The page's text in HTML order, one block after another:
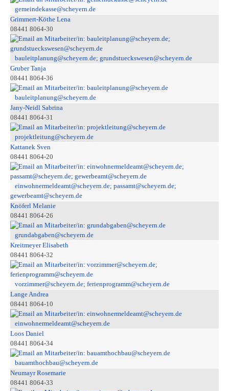
gemeindekasse@scheyern.de
Grimmert-Köthe Lena
08441 8064-30
bauleitplanung@scheyern.de; grundstueckswesen@scheyern.de
Gruber Tanja
08441 8064-36
bauleitplanung@scheyern.de
Jany-Neidl Sabrina
08441 8064-31
projektleitung@scheyern.de
Kattanek Sven
08441 8064-20
einwohnermeldeamt@scheyern.de; passamt@scheyern.de;
gewerbeamt@scheyern.de
Knöferl Melanie
08441 8064-26
grundabgaben@scheyern.de
Kreitmeyer Elisabeth
08441 8064-32
vorzimmer@scheyern.de; ferienprogramm@scheyern.de
Lange Andrea
08441 8064-10
einwohnermeldeamt@scheyern.de
Loos Daniel
08441 8064-34
bauamthochbau@scheyern.de
Neumayr Rosemarie
08441 8064-33